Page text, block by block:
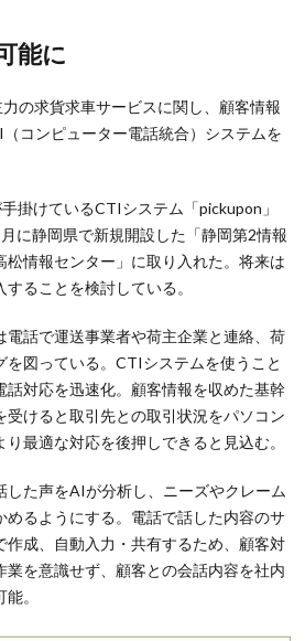
能に
の求貨求車サービスに関し、顧客情報
コンピューター電話統合）システムを
掛けているCTIシステム「pickupon」
に静岡県で新規開設した「静岡第2情報
松情報センター」に取り入れた。将来は
ることを検討している。
電話で運送事業者や荷主企業と連絡、荷
を図っている。CTIシステムを使うこと
話対応を迅速化。顧客情報を収めた基幹
受けると取引先との取引状況をパソコン
り最適な対応を後押しできると見込む。
した声をAIが分析し、ニーズやクレーム
めるようにする。電話で話した内容のサ
作成、自動入力・共有するため、顧客対
業を意識せず、顧客との会話内容を社内
。